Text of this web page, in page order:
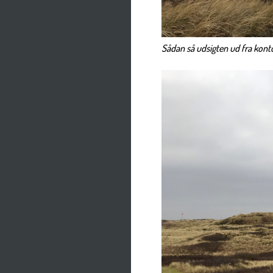
Sådan så udsigten ud fra